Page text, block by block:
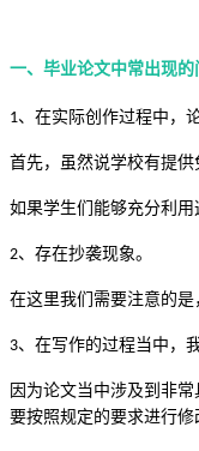
一、毕业论文中常出现的
1、在实际创作过程中，
首先，虽然说学校有提
如果学生们能够充分利
2、存在抄袭现象。
在这里我们需要注意的
3、在写作的过程当中，
因为论文当中涉及到非
要按照规定的要求进行修